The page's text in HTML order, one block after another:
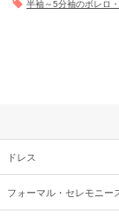
半袖～5分袖のボレロ
ドレス
フォーマル・ セレモニー